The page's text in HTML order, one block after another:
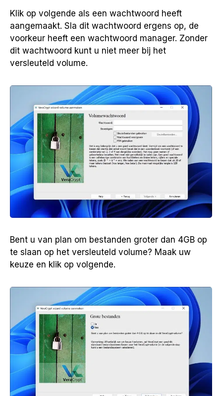
Klik op volgende als een wachtwoord heeft
aangemaakt. Sla dit wachtwoord ergens op, de
voorkeur heeft een wachtwoord manager. Zonder
dit wachtwoord kunt u niet meer bij het
versleuteld volume.
Bent u van plan om bestanden groter dan 4GB op
te slaan op het versleuteld volume? Maak uw
keuze en klik op volgende.